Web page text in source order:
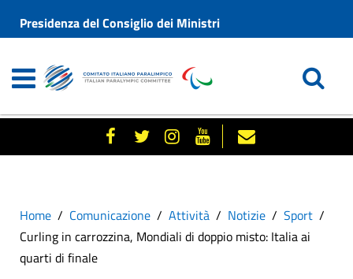
Presidenza del Consiglio dei Ministri
Home Comunicazione Attività Notizie
Sport
Curling in carrozzina, Mondiali di doppio misto: Italia ai
quarti di finale